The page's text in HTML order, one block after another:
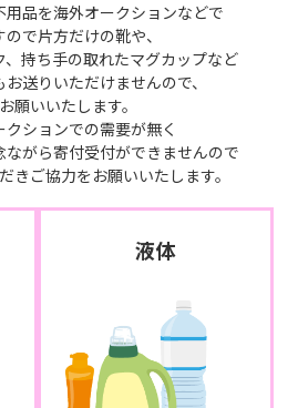
品を海外オークションなどで
で片方だけの靴や、
持ち手の取れたマグカップなど
送りいただけませんので、
願いいたします。
クションでの需要が無く
がら寄付受付ができませんので
きご協力をお願いいたします。
液体